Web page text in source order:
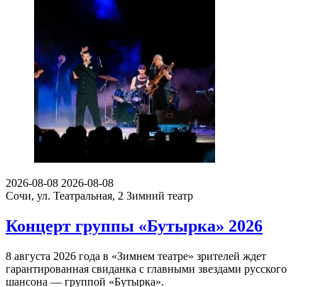
2026-08-08 2026-08-08
Сочи, ул. Театральная, 2 Зимний театр
Концерт группы «Бутырка» 2026
8 августа 2026 года в «Зимнем театре» зрителей ждет
гарантированная свиданка с главными звездами русского
шансона — группой «Бутырка».